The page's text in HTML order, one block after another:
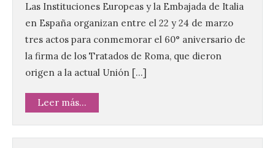
Las Instituciones Europeas y la Embajada de Italia
en España organizan entre el 22 y 24 de marzo
tres actos para conmemorar el 60° aniversario de
la firma de los Tratados de Roma, que dieron
origen a la actual Unión […]
Leer más...